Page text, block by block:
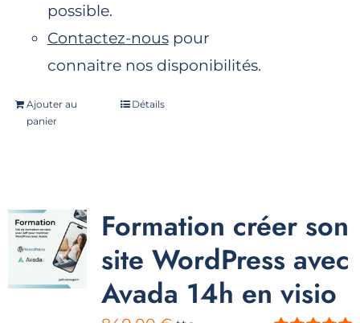
possible.
Contactez-nouspour
connaitre nos disponibilités.
Ajouter au
panier
Détails
Formation créer son
site WordPress avec
Avada 14h en visio